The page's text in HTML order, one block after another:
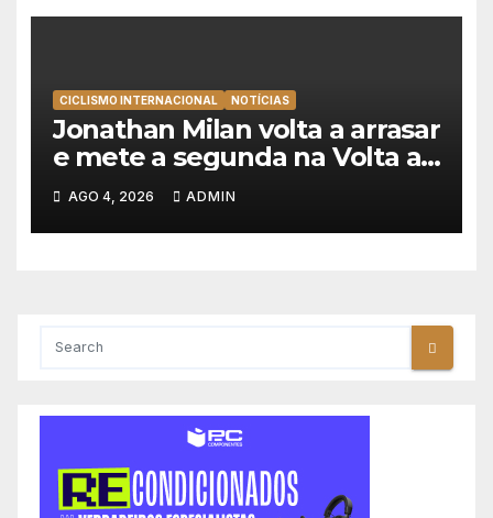
CICLISMO INTERNACIONAL NOTÍCIAS
Jonathan Milan volta a arrasar
e mete a segunda na Volta a
Polónia 2026
AGO 4, 2026 ADMIN